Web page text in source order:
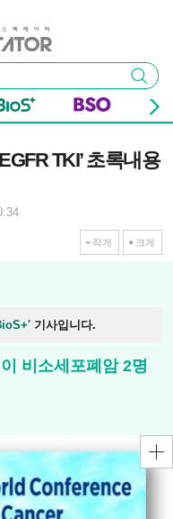
검색
TKI’ 초록내용
작게 크게
기사입니다.
비소세포폐암 2명